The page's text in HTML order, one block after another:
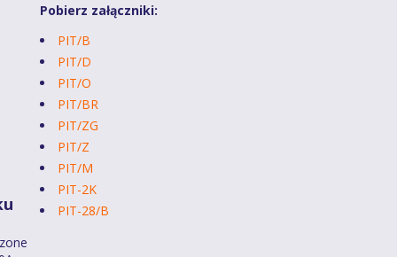
Pobierz załączniki:
PIT/B
PIT/D
PIT/O
PIT/BR
PIT/ZG
PIT/Z
PIT/M
PIT-2K
PIT-28/B